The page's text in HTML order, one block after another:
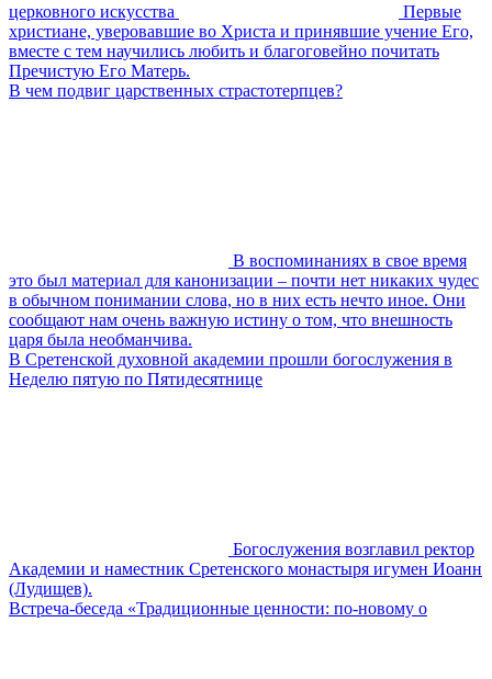
церковного искусства
Первые
христиане, уверовавшие во Христа и принявшие учение Его,
вместе с тем научились любить и благоговейно почитать
Пречистую Его Матерь.
В чем подвиг царственных страстотерпцев?
В воспоминаниях в свое время
это был материал для канонизации – почти нет никаких чудес
в обычном понимании слова, но в них есть нечто иное. Они
сообщают нам очень важную истину о том, что внешность
царя была необманчива.
В Сретенской духовной академии прошли богослужения в
Неделю пятую по Пятидесятнице
Богослужения возглавил ректор
Академии и наместник Сретенского монастыря игумен Иоанн
(Лудищев).
Встреча-беседа «Традиционные ценности: по-новому о